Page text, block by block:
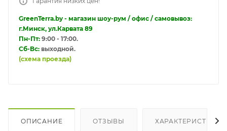
GreenTerra.by - магазин шоу-рум / офис / самовывоз:
г.Минск, ул.Карвата 89
Пн-Пт: 9:00 - 17:00.
Сб-Вс: выходной.
(схема проезда)
ОПИСАНИЕ ОТЗЫВЫ ХАРАКТЕРИСТИКИ